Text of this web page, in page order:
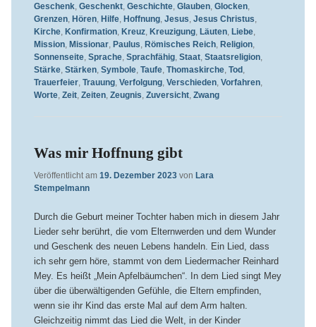
Geschenk, Geschenkt, Geschichte, Glauben, Glocken,
Grenzen, Hören, Hilfe, Hoffnung, Jesus, Jesus Christus,
Kirche, Konfirmation, Kreuz, Kreuzigung, Läuten, Liebe,
Mission, Missionar, Paulus, Römisches Reich, Religion,
Sonnenseite, Sprache, Sprachfähig, Staat, Staatsreligion,
Stärke, Stärken, Symbole, Taufe, Thomaskirche, Tod ,
Trauerfeier, Trauung, Verfolgung, Verschieden, Vorfahren,
Worte, Zeit, Zeiten, Zeugnis, Zuversicht, Zwang
Was mir Hoffnung gibt
Veröffentlicht am 19. Dezember 2023 von Lara
Stempelmann
Durch die Geburt meiner Tochter haben mich in diesem Jahr
Lieder sehr berührt, die vom Elternwerden und dem Wunder
und Geschenk des neuen Lebens handeln. Ein Lied, dass
ich sehr gern höre, stammt von dem Liedermacher Reinhard
Mey. Es heißt „Mein Apfelbäumchen“. In dem Lied singt Mey
über die überwältigenden Gefühle, die Eltern empfinden,
wenn sie ihr Kind das erste Mal auf dem Arm halten.
Gleichzeitig nimmt das Lied die Welt, in der Kinder